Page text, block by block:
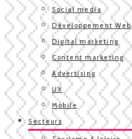
Social media
Développement Web
Digital marketing
Content marketing
Advertising
UX
Mobile
Secteurs